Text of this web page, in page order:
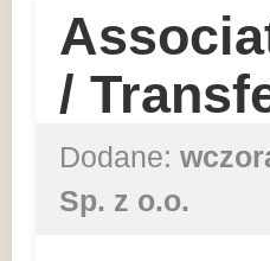
/
Dodane:
Sp. z o.o.